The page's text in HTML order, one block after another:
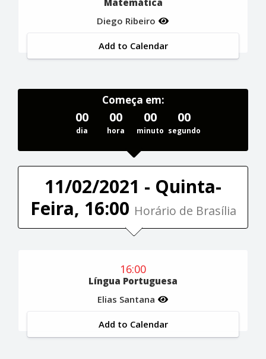
Diego Ribeiro
Add to Calendar
Começa em:
00
dia
00
hora
00
minuto
00
segundo
11/02/2021 - Quinta-
Feira, 16:00 Horário de Brasília
16:00
Língua Portuguesa
Elias Santana
Add to Calendar